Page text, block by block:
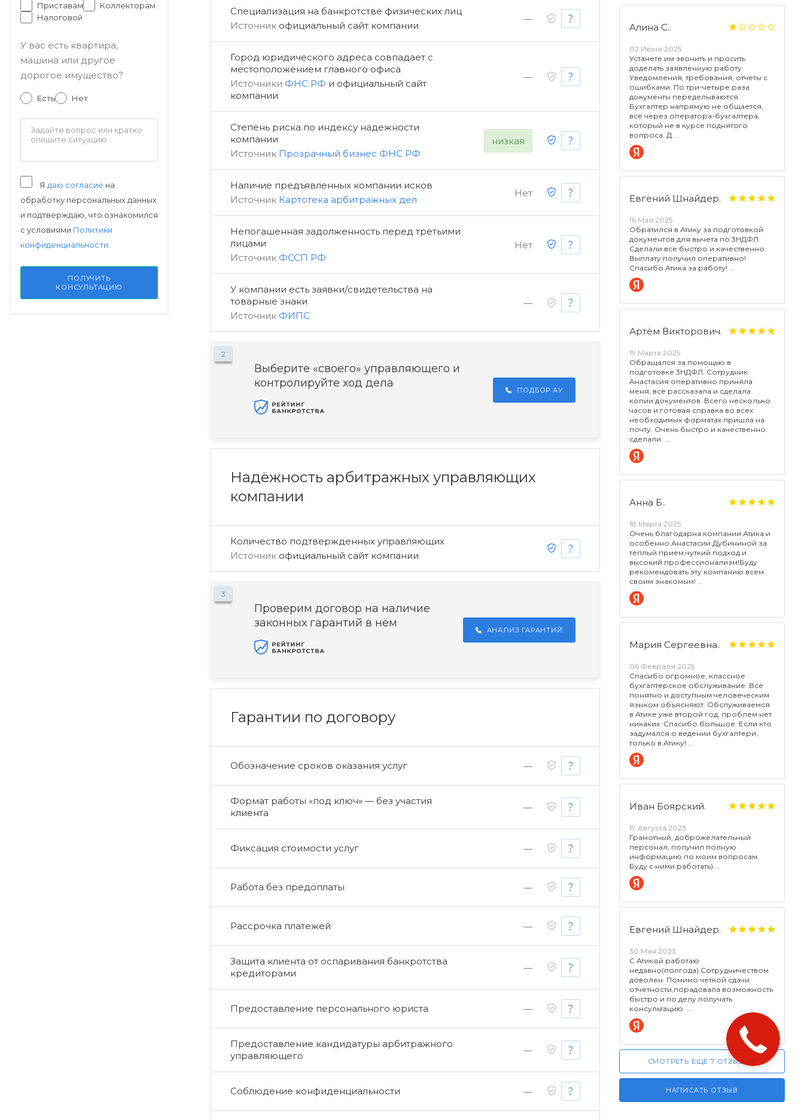
Приставам
Коллекторам
Налоговой
У вас есть квартира,
машина или другое
дорогое имущество?
Есть Нет
Я даю согласие на
обработку персональных данных
и подтверждаю, что ознакомился
с условиями Политики
конфиденциальности.
ПОЛУЧИТЬ
КОНСУЛЬТАЦИЮ
Алина С..
02 Июня 2025
Устанете им звонить и просить
доделать заявленную работу.
Уведомления, требования, отчеты с
ошибками. По три-четыре раза
документы переделываются.
Бухгалтер напрямую не общается,
все через оператора-бухгалтера,
который не в курсе поднятого
вопроса. Д
Евгений Шнайдер.
16 Мая 2025
Обратился в Атику за подготовкой
документов для вычета по 3НДФЛ.
Сделали все быстро и качественно.
Выплату получил оперативно!
Спасибо Атика за работу!
Артём Викторович.
19 Марта 2025
Обращался за помощью в
подготовке 3НДФЛ. Сотрудник
Анастасия оперативно приняла
меня, всё рассказала и сделала
копии документов. Всего несколько
часов и готовая справка во всех
необходимых форматах пришла на
почту. Очень быстро и качественно
сделали.
Анна Б..
18 Марта 2025
Очень благодарна компании Атика и
особенно Анастасии Дубининой за
тёплый приём,чуткий подход и
высокий профессионализм!Буду
рекомендовать эту компанию всем
своим знакомым!
Мария Сергеевна.
06 Февраля 2025
Спасибо огромное, классное
бухгалтерское обслуживание. Всё
понятно и доступным человеческим
языком объясняют. Обслуживаемся
в Атике уже второй год, проблем нет
никаких. Спасибо большое. Если кто
задумался о ведении бухгалтери,
только в Атику!
Иван Боярский.
19 Августа 2023
Грамотный, доброжелательный
персонал, получил полную
информацию по моим вопросам.
Буду с ними работать)
Евгений Шнайдер.
30 Мая 2023
С Атикой работаю
недавно(полгода).Сотрудничеством
доволен. Помимо четкой сдачи
отчетности,порадовала возможность
быстро и по делу получать
консультацию.
СМОТРЕТЬ ЕЩЕ 7 ОТЗЫВОВ
НАПИСАТЬ ОТЗЫВ
Специализация на банкротстве физических лиц
Источник официальный сайт компании
—
Город юридического адреса совпадает с
местоположением главного офиса
Источники ФНС РФ и официальный сайт
компании
—
Степень риска по индексу надежности
компании
Источник Прозрачный бизнес ФНС РФ
низкая
Наличие предъявленных компании исков
Источник Картотека арбитражных дел
Нет
Непогашенная задолженность перед третьими
лицами
Источник ФССП РФ
Нет
У компании есть заявки/свидетельства на
товарные знаки
Источник ФИПС
—
2
Выберите «своего» управляющего и
контролируйте ход дела
ПОДБОР АУ
Надёжность арбитражных управляющих
компании
Количество подтвержденных управляющих
Источник официальный сайт компании
3
Проверим договор на наличие
законных гарантий в нём
АНАЛИЗ ГАРАНТИЙ
Гарантии по договору
Обозначение сроков оказания услуг —
Формат работы «под ключ» — без участия
клиента
—
Фиксация стоимости услуг —
Работа без предоплаты —
Рассрочка платежей —
Защита клиента от оспаривания банкротства
кредиторами
—
Предоставление персонального юриста —
Предоставление кандидатуры арбитражного
управляющего
—
Соблюдение конфиденциальности —